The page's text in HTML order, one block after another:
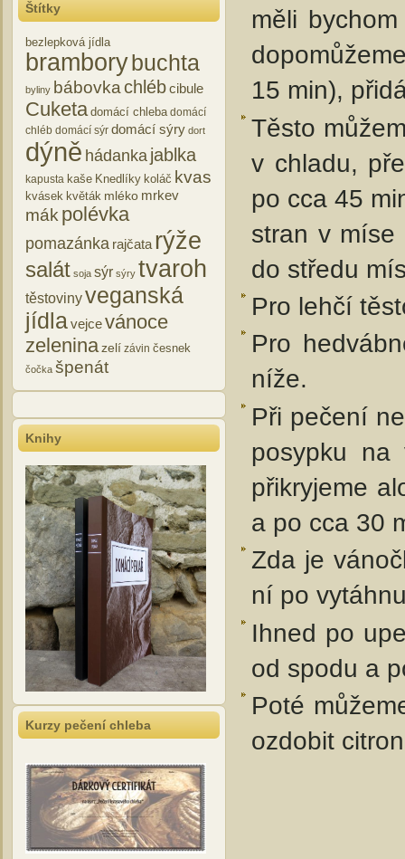
Štítky
bezlepková jídla
brambory buchta
byliny bábovkachlébcibule
Cuketa domácí chleba domácí
chléb domácí sýr domácí sýry dort
dýně hádanka jablka
kapusta kaše Knedlíky koláč kvas
kvásek květák mléko mrkev
mákpolévka
pomazánka rajčata rýže
salát soja sýr sýry tvaroh
těstovinyveganská
jídlavejcevánoce
zeleninazelí závin česnek
čočka špenát
Knihy
Kurzy pečení chleba
měli
15 min),
Těsto
v chladu,
po cca 45
stran v míse
do středu
Pro lehčí
Pro
níže.
Při pečení
posypku na
přikryjeme
a po cca 30
Zda je
ní po
Ihned po
od spodu a
Poté
ozdobit